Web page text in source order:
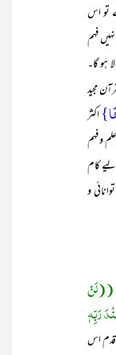
تو اس
فہم
ہو گا۔
مجید
اکثر
و فہم
کام
و
((لَنْ
رَبِّہٖ
قدم اس